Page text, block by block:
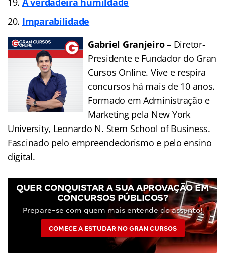
Imparabilidade
Gabriel Granjeiro– Diretor-
Presidente e Fundador do Gran
Cursos Online. Vive e respira
concursos há mais de 10 anos.
Formado em Administração e
Marketing pela New York
University, Leonardo N. Stern School of Business.
Fascinado pelo empreendedorismo e pelo ensino
digital.
QUER CONQUISTAR A SUA APROVAÇÃO EM
CONCURSOS PÚBLICOS?
Prepare-se com quem mais entende do assunto!
COMECE A ESTUDAR NO GRAN CURSOS